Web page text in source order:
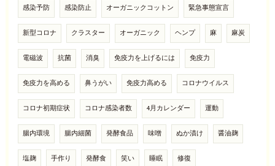
感染予防 感染防止 オーガニックコットン 緊急事態宣言
新型コロナ クラスター オーガニック ヘンプ 麻 麻炭
電磁波 抗菌 消臭 免疫力を上げるには 免疫力
免疫力を高める 鼻うがい 免疫力高める コロナウイルス
コロナ初期症状 コロナ感染者数 4月カレンダー 運動
腸内環境 腸内細菌 発酵食品 味噌 ぬか漬け 醤油麹
塩麹 手作り 発酵食 笑い 睡眠 修復